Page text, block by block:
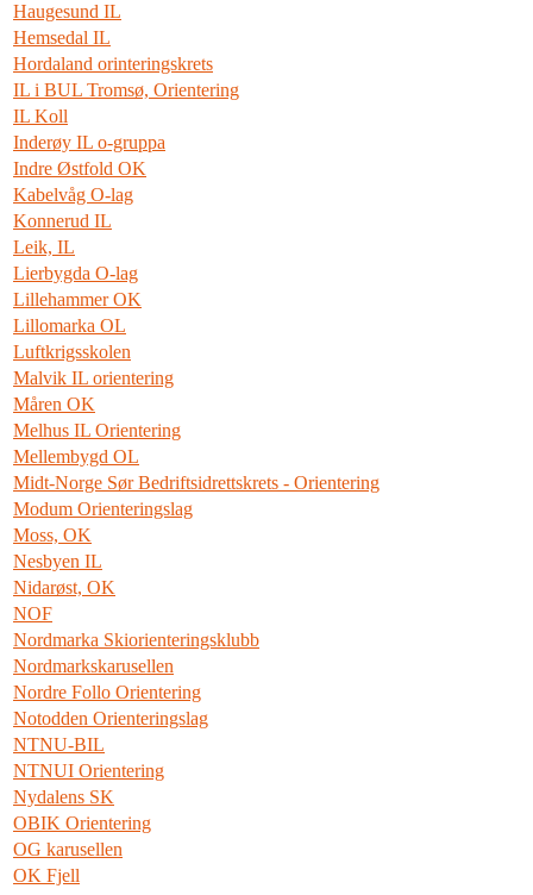
Haugesund IL
Hemsedal IL
Hordaland orinteringskrets
IL i BUL Tromsø, Orientering
IL Koll
Inderøy IL o-gruppa
Indre Østfold OK
Kabelvåg O-lag
Konnerud IL
Leik, IL
Lierbygda O-lag
Lillehammer OK
Lillomarka OL
Luftkrigsskolen
Malvik IL orientering
Måren OK
Melhus IL Orientering
Mellembygd OL
Midt-Norge Sør Bedriftsidrettskrets - Orientering
Modum Orienteringslag
Moss, OK
Nesbyen IL
Nidarøst, OK
NOF
Nordmarka Skiorienteringsklubb
Nordmarkskarusellen
Nordre Follo Orientering
Notodden Orienteringslag
NTNU-BIL
NTNUI Orientering
Nydalens SK
OBIK Orientering
OG karusellen
OK Fjell